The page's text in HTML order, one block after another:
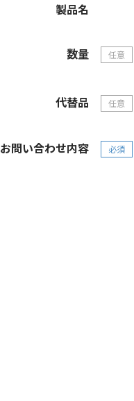
製品名
数量 任意
代替品 任意
お問い合わせ内容 必須